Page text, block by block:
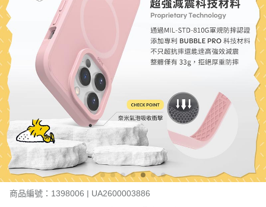
商品編號：1398006 | UA2600003886